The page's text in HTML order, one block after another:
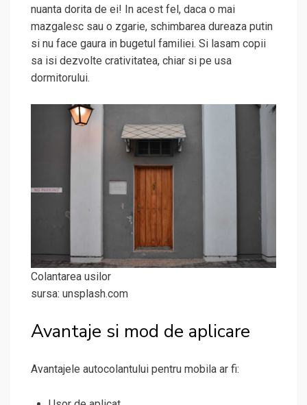
nuanta dorita de ei! In acest fel, daca o mai
mazgalesc sau o zgarie, schimbarea dureaza putin
si nu face gaura in bugetul familiei. Si lasam copii
sa isi dezvolte crativitatea, chiar si pe usa
dormitorului.
Colantarea usilor
sursa: unsplash.com
Avantaje si mod de aplicare
Avantajele autocolantului pentru mobila ar fi: